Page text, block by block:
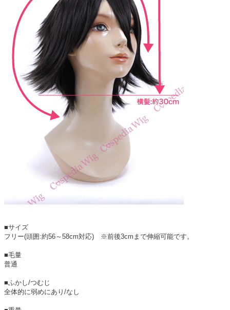
■サイズ
フリー(頭囲:約56～58cm対応) ※前後3cmまで伸縮可能です。
■毛量
普通
■ふかし/つむじ
全体的に弱めにあり/なし